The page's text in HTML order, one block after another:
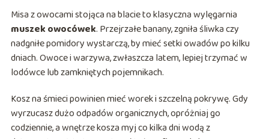
Misa z owocami stojąca na blacie to klasyczna wylęgarnia
muszek owocówek. Przejrzałe banany, zgniła śliwka czy
nadgniłe pomidory wystarczą, by mieć setki owadów po kilku
dniach. Owoce i warzywa, zwłaszcza latem, lepiej trzymać w
lodówce lub zamkniętych pojemnikach.
Kosz na śmieci powinien mieć worek i szczelną pokrywę. Gdy
wyrzucasz dużo odpadów organicznych, opróżniaj go
codziennie, a wnętrze kosza myj co kilka dni wodą z